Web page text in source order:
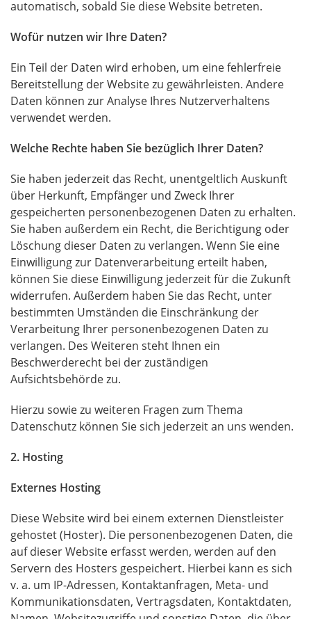
automatisch, sobald Sie diese Website betreten.
Wofür nutzen wir Ihre Daten?
Ein Teil der Daten wird erhoben, um eine fehlerfreie
Bereitstellung der Website zu gewährleisten. Andere
Daten können zur Analyse Ihres Nutzerverhaltens
verwendet werden.
Welche Rechte haben Sie bezüglich Ihrer Daten?
Sie haben jederzeit das Recht, unentgeltlich Auskunft
über Herkunft, Empfänger und Zweck Ihrer
gespeicherten personenbezogenen Daten zu erhalten.
Sie haben außerdem ein Recht, die Berichtigung oder
Löschung dieser Daten zu verlangen. Wenn Sie eine
Einwilligung zur Datenverarbeitung erteilt haben,
können Sie diese Einwilligung jederzeit für die Zukunft
widerrufen. Außerdem haben Sie das Recht, unter
bestimmten Umständen die Einschränkung der
Verarbeitung Ihrer personenbezogenen Daten zu
verlangen. Des Weiteren steht Ihnen ein
Beschwerderecht bei der zuständigen
Aufsichtsbehörde zu.
Hierzu sowie zu weiteren Fragen zum Thema
Datenschutz können Sie sich jederzeit an uns wenden.
2. Hosting
Externes Hosting
Diese Website wird bei einem externen Dienstleister
gehostet (Hoster). Die personenbezogenen Daten, die
auf dieser Website erfasst werden, werden auf den
Servern des Hosters gespeichert. Hierbei kann es sich
v. a. um IP-Adressen, Kontaktanfragen, Meta- und
Kommunikationsdaten, Vertragsdaten, Kontaktdaten,